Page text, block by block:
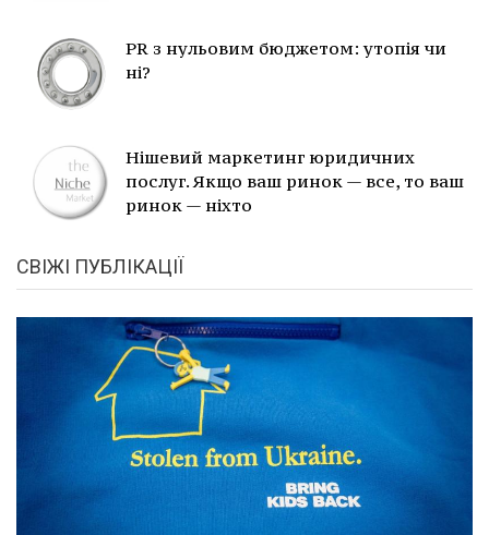
PR з нульовим бюджетом: утопія чи
ні?
Нішевий маркетинг юридичних
послуг. Якщо ваш ринок — все, то ваш
ринок — ніхто
СВІЖІ ПУБЛІКАЦІЇ